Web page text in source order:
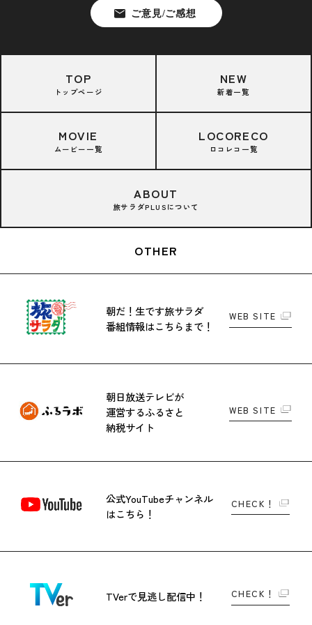
TOP
トップページ
NEW
新着一覧
MOVIE
ムービー一覧
LOCORECO
ロコレコ一覧
ABOUT
旅サラダPLUSについて
OTHER
朝だ！生です旅サラダ
番組情報はこちらまで！
WEB SITE
朝日放送テレビが
運営するふるさと
納税サイト
WEB SITE
公式YouTubeチャンネル
はこちら！
CHECK！
TVerで見逃し配信中！ CHECK！